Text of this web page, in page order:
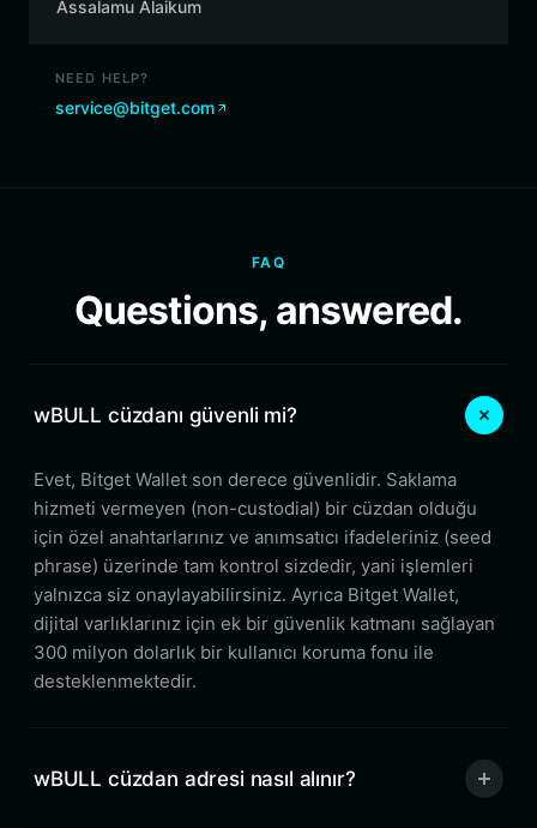
Assalamu Alaikum
NEED HELP?
service@bitget.com
FAQ
Questions, answered.
wBULL cüzdanı güvenli mi?
Evet, Bitget Wallet son derece güvenlidir. Saklama
hizmeti vermeyen (non-custodial) bir cüzdan olduğu
için özel anahtarlarınız ve anımsatıcı ifadeleriniz (seed
phrase) üzerinde tam kontrol sizdedir, yani işlemleri
yalnızca siz onaylayabilirsiniz. Ayrıca Bitget Wallet,
dijital varlıklarınız için ek bir güvenlik katmanı sağlayan
300 milyon dolarlık bir kullanıcı koruma fonu ile
desteklenmektedir.
wBULL cüzdan adresi nasıl alınır?